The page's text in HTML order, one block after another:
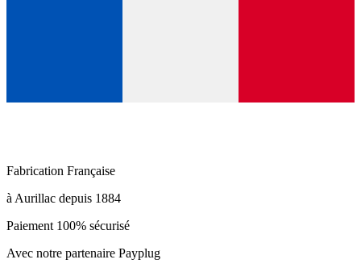
Fabrication Française
à Aurillac depuis 1884
Paiement 100% sécurisé
Avec notre partenaire Payplug